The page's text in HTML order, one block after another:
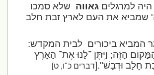
למרגליםגאווה שלא סמכו
את העם לארץ זבת חלב
ביכורים לבית המקדש:
הַזֶּה; וַיִּתֶּן ־לָנוּ אֶת־ הָאָרֶץ
חָלָב וּדְבָשׁ".[דברים כ"ו, ט]